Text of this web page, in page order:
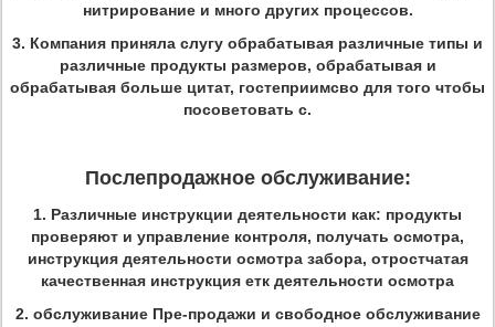
нитрирование и много других процессов.
3. Компания приняла слугу обрабатывая различные типы и
различные продукты размеров, обрабатывая и
обрабатывая больше цитат, гостеприимсво для того чтобы
посоветовать с.
Послепродажное обслуживание:
1. Различные инструкции деятельности как: продукты
проверяют и управление контроля, получать осмотра,
инструкция деятельности осмотра забора, отростчатая
качественная инструкция етк деятельности осмотра
2. обслуживание Пре-продажи и свободное обслуживание